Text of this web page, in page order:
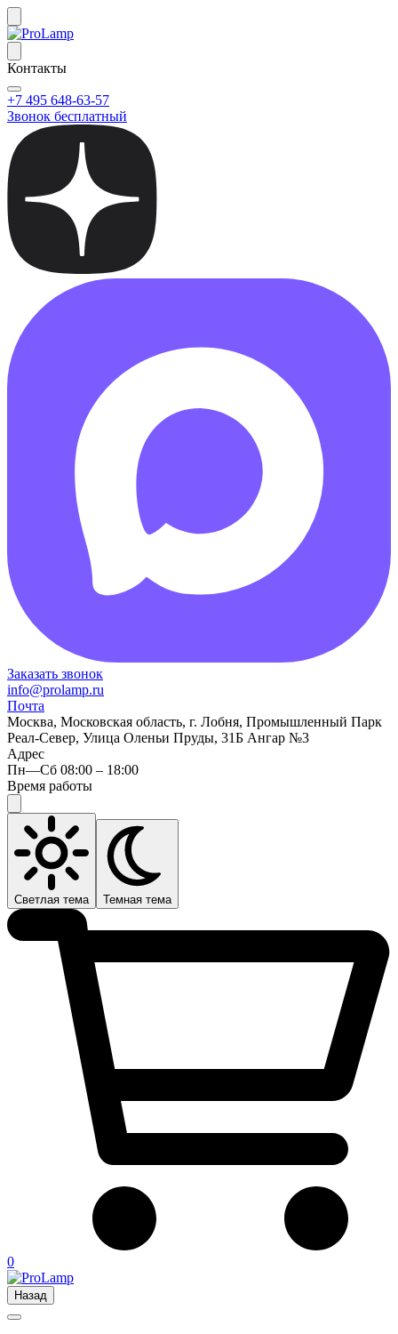
Контакты
+7 495 648-63-57
Звонок бесплатный
Заказать звонок
info@prolamp.ru
Почта
Москва, Московская область, г. Лобня, Промышленный Парк
Реал-Север, Улица Оленьи Пруды, 31Б Ангар №3
Адрес
Пн—Сб 08:00 – 18:00
Время работы
Светлая тема Темная тема
0
Назад